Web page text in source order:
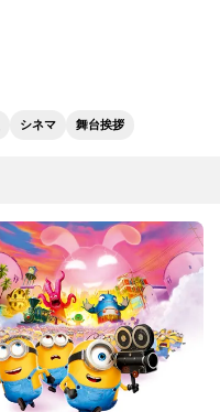
シネマ 舞台挨拶